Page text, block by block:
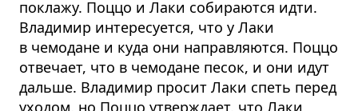
поклажу. Поццо и Лаки собираются идти.
Владимир интересуется, что у Лаки
в чемодане и куда они направляются. Поццо
отвечает, что в чемодане песок, и они идут
дальше. Владимир просит Лаки спеть перед
уходом, но Поццо утверждает, что Лаки